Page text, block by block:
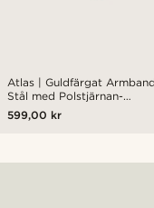
Atlas | Guldfärgat
Stål med Polstjärnan-
hängsmycke
599,00 kr